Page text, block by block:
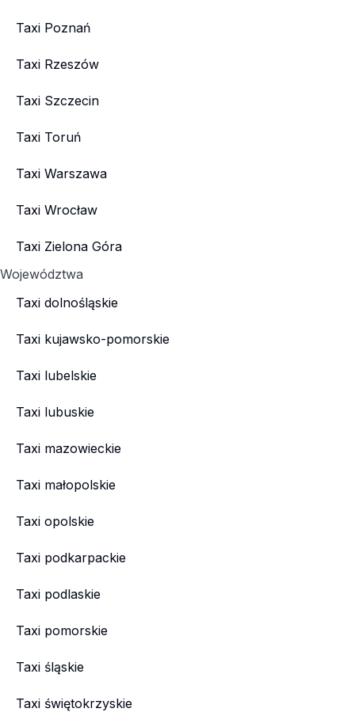
Taxi Poznań
Taxi Rzeszów
Taxi Szczecin
Taxi Toruń
Taxi Warszawa
Taxi Wrocław
Taxi Zielona Góra
Województwa
Taxi dolnośląskie
Taxi kujawsko-pomorskie
Taxi lubelskie
Taxi lubuskie
Taxi mazowieckie
Taxi małopolskie
Taxi opolskie
Taxi podkarpackie
Taxi podlaskie
Taxi pomorskie
Taxi śląskie
Taxi świętokrzyskie